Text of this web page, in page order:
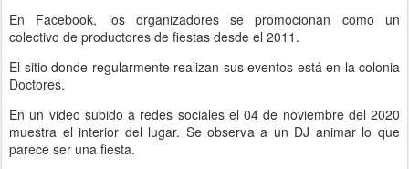
En Facebook, los organizadores se promocionan como un
colectivo de productores de fiestas desde el 2011.
El sitio donde regularmente realizan sus eventos está en la colonia
Doctores.
En un video subido a redes sociales el 04 de noviembre del 2020
muestra el interior del lugar. Se observa a un DJ animar lo que
parece ser una fiesta.